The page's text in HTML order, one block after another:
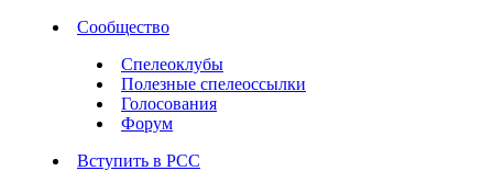
Сообщество
Спелеоклубы
Полезные спелеоссылки
Голосования
Форум
Вступить в РСС